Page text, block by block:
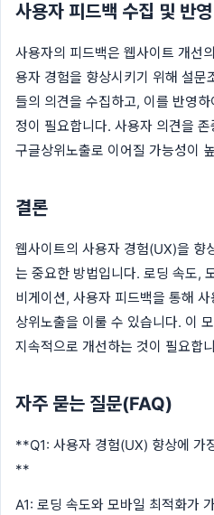
사용자 피드백 수집 및 반영
사용자의 피드백은 웹사이트 개선
용자 경험을 향상시키기 위해 설문
들의 의견을 수집하고, 이를 반영
정이 필요합니다. 사용자 의견을
구글상위노출로 이어질 가능성이
결론
웹사이트의 사용자 경험(UX)을 향
는 중요한 방법입니다. 로딩 속도,
비게이션, 사용자 피드백을 통해
상위노출을 이룰 수 있습니다. 이
지속적으로 개선하는 것이 필요합
자주 묻는 질문(FAQ)
**Q1: 사용자 경험(UX) 향상에 가
**
A1: 로딩 속도와 모바일 최적화가